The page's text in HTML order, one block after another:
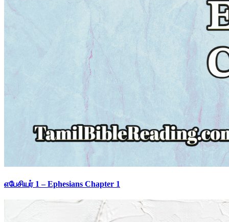
எபேசியர் 1 – Ephesians Chapter 1